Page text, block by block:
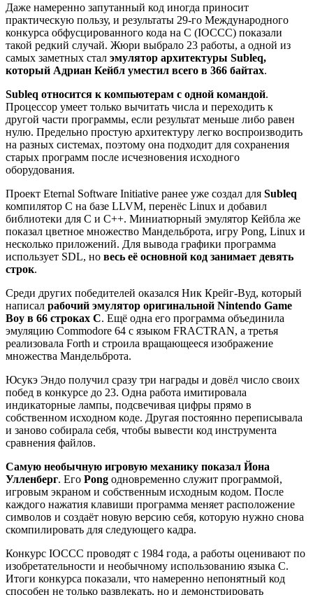
Даже намеренно запутанный код иногда приносит
практическую пользу, и результаты 29-го Международного
конкурса обфусцированного кода на C (IOCCC) показали
такой редкий случай. Жюри выбрало 23 работы, а одной из
самых заметных стал эмулятор архитектуры Subleq,
который Адриан Кейбл уместил всего в 366 байтах.
Subleq относится к компьютерам с одной командой.
Процессор умеет только вычитать числа и переходить к
другой части программы, если результат меньше либо равен
нулю. Предельно простую архитектуру легко воспроизводить
на разных системах, поэтому она подходит для сохранения
старых программ после исчезновения исходного
оборудования.
Проект Eternal Software Initiative ранее уже создал для Subleq
компилятор C на базе LLVM, перенёс Linux и добавил
библиотеки для C и C++. Миниатюрный эмулятор Кейбла же
показал цветное множество Мандельброта, игру Pong, Linux и
несколько приложений. Для вывода графики программа
использует SDL, но весь её основной код занимает девять
строк.
Среди других победителей оказался Ник Крейг-Вуд, который
написал рабочий эмулятор оригинальной Nintendo Game
Boy в 66 строках C. Ещё одна его программа объединила
эмуляцию Commodore 64 с языком FRACTRAN, а третья
реализовала Forth и строила вращающееся изображение
множества Мандельброта.
Юсукэ Эндо получил сразу три награды и довёл число своих
побед в конкурсе до 23. Одна работа имитировала
индикаторные лампы, подсвечивая цифры прямо в
собственном исходном коде. Другая постоянно переписывала
и заново собирала себя, чтобы вывести код инструмента
сравнения файлов.
Самую необычную игровую механику показал Йона
Улленберг. Его Pong одновременно служит программой,
игровым экраном и собственным исходным кодом. После
каждого нажатия клавиши программа меняет расположение
символов и создаёт новую версию себя, которую нужно снова
скомпилировать для следующего кадра.
Конкурс IOCCC проводят с 1984 года, а работы оценивают по
изобретательности и необычному использованию языка C.
Итоги конкурса показали, что намеренно непонятный код
способен не только развлекать, но и демонстрировать